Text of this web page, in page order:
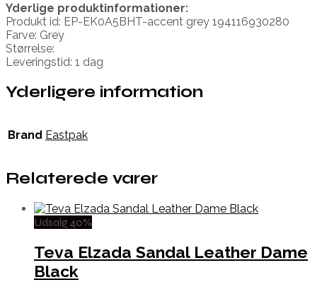
Yderlige produktinformationer:
Produkt id: EP-EK0A5BHT-accent grey 194116930280
Farve: Grey
Størrelse:
Leveringstid: 1 dag
Yderligere information
Brand Eastpak
Relaterede varer
Udsalg 40%
Teva Elzada Sandal Leather Dame
Black